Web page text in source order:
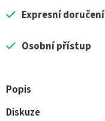
Expresní doručení
Osobní přístup
Popis
Diskuze